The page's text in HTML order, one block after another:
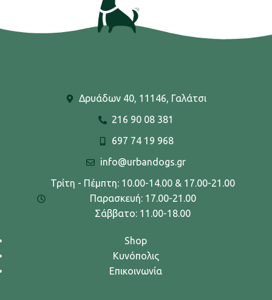
Δρυάδων 40, 11146, Γαλάτσι
216 90 08 381
697 74 19 968
info@urbandogs.gr
Τρίτη - Πέμπτη: 10.00-14.00 & 17.00-21.00
Παρασκευή: 17.00-21.00
Σάββατο: 11.00-18.00
Shop
Κυνόπολις
Επικοινωνία